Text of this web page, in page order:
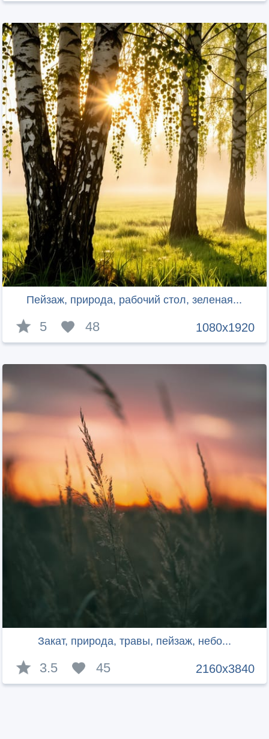
Пейзаж, природа, рабочий стол, зеленая...
1080x1920
5 48
Закат, природа, травы, пейзаж, небо...
2160x3840
3.5 45